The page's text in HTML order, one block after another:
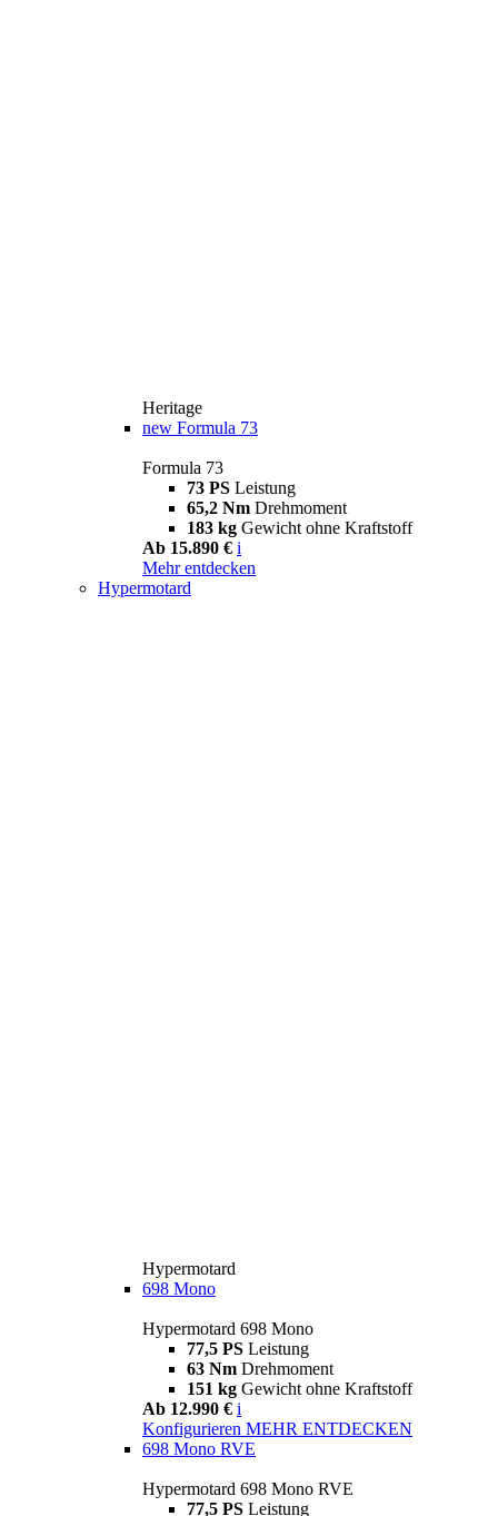
Heritage
new Formula 73
Formula 73
73 PS Leistung
65,2 Nm Drehmoment
183 kg Gewicht ohne Kraftstoff
Ab 15.890 € i
Mehr entdecken
Hypermotard
Hypermotard
698 Mono
Hypermotard 698 Mono
77,5 PS Leistung
63 Nm Drehmoment
151 kg Gewicht ohne Kraftstoff
Ab 12.990 € i
Konfigurieren MEHR ENTDECKEN
698 Mono RVE
Hypermotard 698 Mono RVE
77,5 PS Leistung